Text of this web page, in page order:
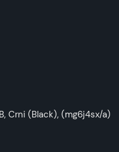
snimati selfije ili
prikažete na
savršenih
Crni (Black), (mg6j4sx/a)